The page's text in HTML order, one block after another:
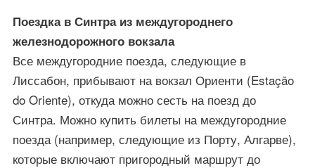
Поездка в Синтра из междугороднего
железнодорожного вокзала
Все междугородние поезда, следующие в
Лиссабон, прибывают на вокзал Ориенти (Estação
do Oriente), откуда можно сесть на поезд до
Синтра. Можно купить билеты на междугородние
поезда (например, следующие из Порту, Алгарве),
которые включают пригородный маршрут до